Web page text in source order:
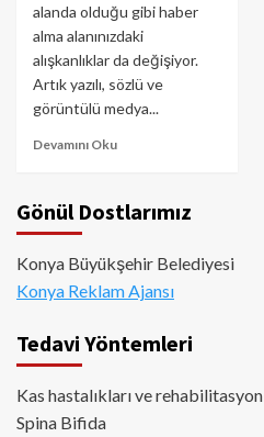
alanda olduğu gibi haber
alma alanınızdaki
alışkanlıklar da değişiyor.
Artık yazılı, sözlü ve
görüntülü medya...
Devamını Oku
Gönül Dostlarımız
Konya Büyükşehir Belediyesi
Konya Reklam Ajansı
Tedavi Yöntemleri
Kas hastalıkları ve rehabilitasyon
Spina Bifida